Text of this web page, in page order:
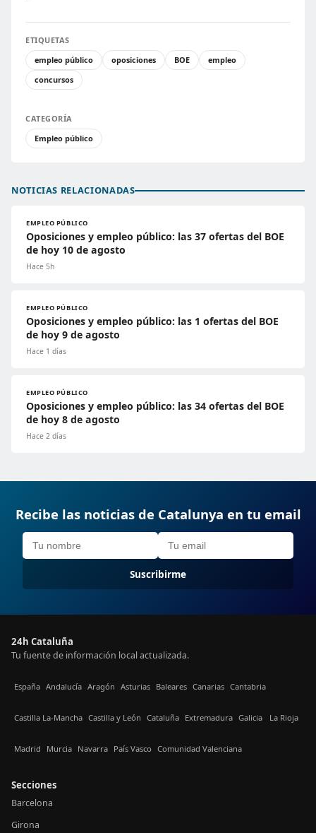
ETIQUETAS
empleo público
oposiciones BOE
empleo
concursos
CATEGORÍA
Empleo público
NOTICIAS RELACIONADAS
EMPLEO PÚBLICO
Oposiciones y empleo público: las 37 ofertas del BOE
de hoy 10 de agosto
Hace 5h
EMPLEO PÚBLICO
Oposiciones y empleo público: las 1 ofertas del BOE
de hoy 9 de agosto
Hace 1 días
EMPLEO PÚBLICO
Oposiciones y empleo público: las 34 ofertas del BOE
de hoy 8 de agosto
Hace 2 días
Recibe las noticias de Catalunya en tu email
Suscribirme
24h Cataluña
Tu fuente de información local actualizada.
España Andalucía Aragón Asturias Baleares Canarias Cantabria
Castilla La-Mancha Castilla y León Cataluña Extremadura Galicia La Rioja
Madrid Murcia Navarra País Vasco Comunidad Valenciana
Secciones
Barcelona
Girona